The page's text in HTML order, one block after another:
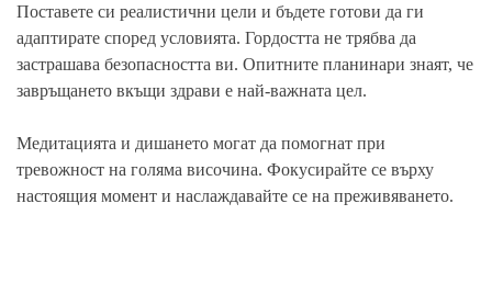
Поставете си реалистични цели и бъдете готови да ги
адаптирате според условията. Гордостта не трябва да
застрашава безопасността ви. Опитните планинари знаят, че
завръщането вкъщи здрави е най-важната цел.
Медитацията и дишането могат да помогнат при
тревожност на голяма височина. Фокусирайте се върху
настоящия момент и наслаждавайте се на преживяването.